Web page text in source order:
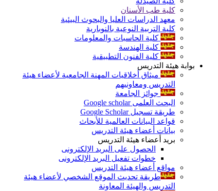
كلية طب الأسنان
معهد الدراسات العليا والبحوث البيئية
كلية التربية النوعية بالنوبارية
كلية الحاسبات والمعلومات
كلية الهندسة
كلية الفنون التطبيقية
بوابة هيئة التدريس
ميثاق أخلاقيات المهنة الجامعية لأعضاء هيئة
التدريس ومعاونيهم
جوائز الجامعة
البحث العلمى Google scholar
طريقة تسجيل Google Scholar
قواعد البيانات العالمية للأبحاث
بيانات أعضاء هيئة التدريس
بريد أعضاء هيئة التدريس
الحصول على البريد الإلكترونى
خطوات تفعيل البريد الإلكترونى
مواقع أعضاء هيئة التدريس
طريقة تحديث الموقع الشخصي لأعضاء هيئة
التدريس والهيئة المعاونة